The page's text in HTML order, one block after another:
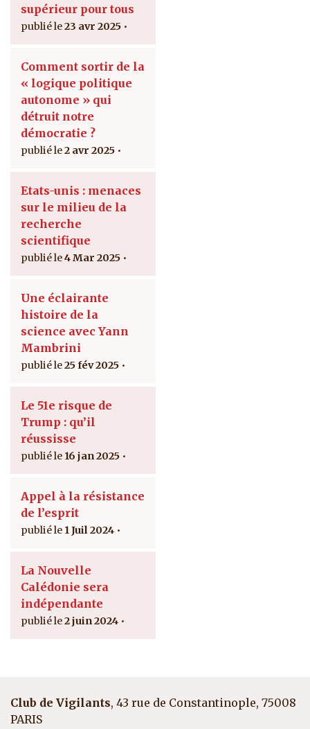
supérieur pour tous
23 avr 2025
Comment sortir de la
« logique politique
autonome » qui
détruit notre
démocratie ?
2 avr 2025
Etats-unis : menaces
sur le milieu de la
recherche
scientifique
4 Mar 2025
Une éclairante
histoire de la
science avec Yann
Mambrini
25 fév 2025
Le 51e risque de
Trump : qu’il
réussisse
16 jan 2025
Appel à la résistance
de l’esprit
1 Juil 2024
La Nouvelle
Calédonie sera
indépendante
2 juin 2024
Club de Vigilants, 43 rue de Constantinople, 75008
PARIS